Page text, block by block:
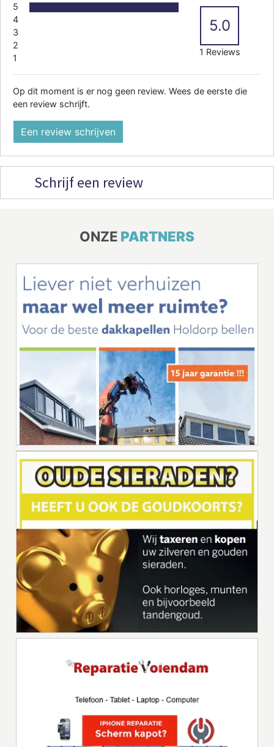
5
4
3
2
1
5.0
1 Reviews
Op dit moment is er nog geen review. Wees de eerste die
een review schrijft.
Een review schrijven
Schrijf een review
ONZE PARTNERS